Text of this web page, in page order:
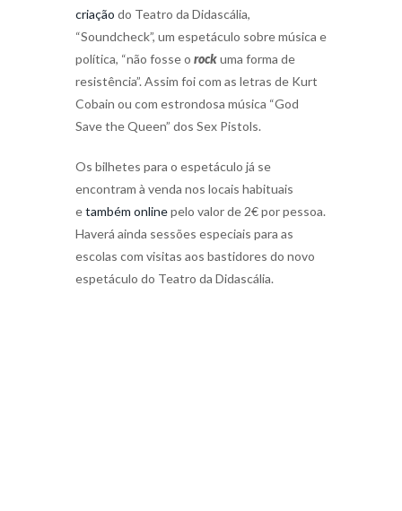
criação do Teatro da Didascália,
“Soundcheck”, um espetáculo sobre música e
política, “não fosse o rockuma forma de
resistência”. Assim foi com as letras de Kurt
Cobain ou com estrondosa música “God
Save the Queen” dos Sex Pistols.
Os bilhetes para o espetáculo já se
encontram à venda nos locais habituais
etambém onlinepelo valor de 2€ por pessoa.
Haverá ainda sessões especiais para as
escolas com visitas aos bastidores do novo
espetáculo do Teatro da Didascália.